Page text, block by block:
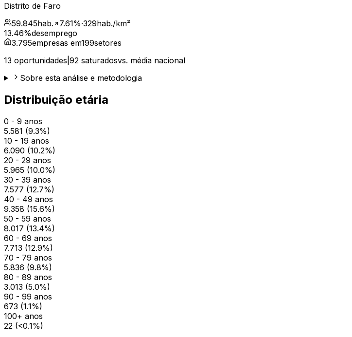
Distrito de Faro
59.845hab. 7.61%·329hab./km²
13.46%desemprego
3.795empresas em199setores
13 oportunidades 92 saturadosvs. média nacional
Sobre esta análise e metodologia
Distribuição etária
0 - 9 anos
5.581 (9.3%)
10 - 19 anos
6.090 (10.2%)
20 - 29 anos
5.965 (10.0%)
30 - 39 anos
7.577 (12.7%)
40 - 49 anos
9.358 (15.6%)
50 - 59 anos
8.017 (13.4%)
60 - 69 anos
7.713 (12.9%)
70 - 79 anos
5.836 (9.8%)
80 - 89 anos
3.013 (5.0%)
90 - 99 anos
673 (1.1%)
100+ anos
22 (<0.1%)